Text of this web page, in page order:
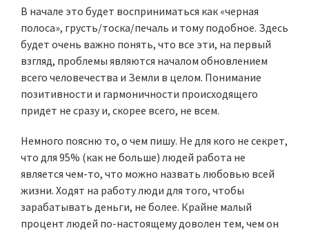
В начале это будет восприниматься как «черная
полоса», грусть/тоска/печаль и тому подобное. Здесь
будет очень важно понять, что все эти, на первый
взгляд, проблемы являются началом обновлением
всего человечества и Земли в целом. Понимание
позитивности и гармоничности происходящего
придет не сразу и, скорее всего, не всем.
Немного поясню то, о чем пишу. Не для кого не секрет,
что для 95% (как не больше) людей работа не
является чем-то, что можно назвать любовью всей
жизни. Ходят на работу люди для того, чтобы
зарабатывать деньги, не более. Крайне малый
процент людей по-настоящему доволен тем, чем он